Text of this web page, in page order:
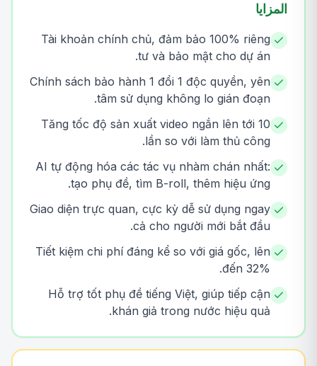
المزايا
Tài khoản chính chủ, đảm bảo 100% riêng
tư và bảo mật cho dự án.
Chính sách bảo hành 1 đổi 1 độc quyền, yên
tâm sử dụng không lo gián đoạn.
Tăng tốc độ sản xuất video ngắn lên tới 10
lần so với làm thủ công.
AI tự động hóa các tác vụ nhàm chán nhất:
tạo phụ đề, tìm B-roll, thêm hiệu ứng.
Giao diện trực quan, cực kỳ dễ sử dụng ngay
cả cho người mới bắt đầu.
Tiết kiệm chi phí đáng kể so với giá gốc, lên
đến 32%.
Hỗ trợ tốt phụ đề tiếng Việt, giúp tiếp cận
khán giả trong nước hiệu quả.